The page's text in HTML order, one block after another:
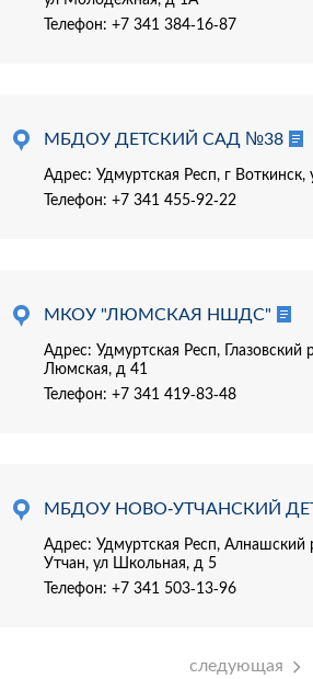
Телефон: +7 341 384-16-87
МБДОУ ДЕТСКИЙ САД №38
Адрес: Удмуртская Респ, г Воткинск,
Телефон: +7 341 455-92-22
МКОУ "ЛЮМСКАЯ НШДС"
Адрес: Удмуртская Респ,
Люмская, д 41
Телефон: +7 341 419-83-48
МБДОУ НОВО-УТЧАНСКИЙ
Адрес: Удмуртская Респ, Алнашский
Утчан, ул Школьная, д 5
Телефон: +7 341 503-13-96
следующая